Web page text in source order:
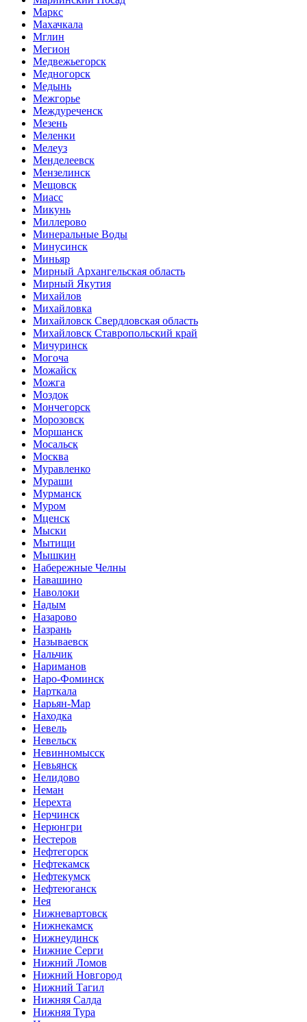
Маркс
Махачкала
Мглин
Мегион
Медвежьегорск
Медногорск
Медынь
Межгорье
Междуреченск
Мезень
Меленки
Мелеуз
Менделеевск
Мензелинск
Мещовск
Миасс
Микунь
Миллерово
Минеральные Воды
Минусинск
Миньяр
Мирный Архангельская область
Мирный Якутия
Михайлов
Михайловка
Михайловск Свердловская область
Михайловск Ставропольский край
Мичуринск
Могоча
Можайск
Можга
Моздок
Мончегорск
Морозовск
Моршанск
Мосальск
Москва
Муравленко
Мураши
Мурманск
Муром
Мценск
Мыски
Мытищи
Мышкин
Набережные Челны
Навашино
Наволоки
Надым
Назарово
Назрань
Называевск
Нальчик
Нариманов
Наро-Фоминск
Нарткала
Нарьян-Мар
Находка
Невель
Невельск
Невинномысск
Невьянск
Нелидово
Неман
Нерехта
Нерчинск
Нерюнгри
Нестеров
Нефтегорск
Нефтекамск
Нефтекумск
Нефтеюганск
Нея
Нижневартовск
Нижнекамск
Нижнеудинск
Нижние Серги
Нижний Ломов
Нижний Новгород
Нижний Тагил
Нижняя Салда
Нижняя Тура